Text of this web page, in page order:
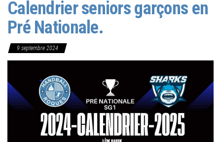
Calendrier seniors garçons en
Pré Nationale.
9 septembre 2024